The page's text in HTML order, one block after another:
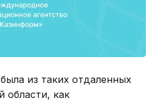
из таких отдаленных
области, как